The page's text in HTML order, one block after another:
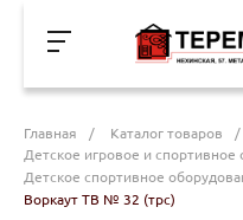
Главная / Каталог товаров
/
Детское игровое и спортивное
Детское спортивное
Воркаут ТВ № 32 (трс)